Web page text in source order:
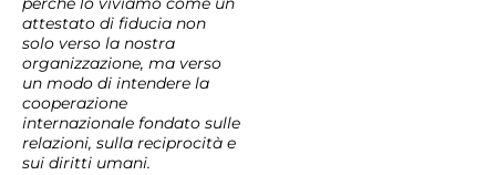
attestato di fiducia non
solo verso la nostra
organizzazione, ma verso
un modo di intendere la
cooperazione
internazionale fondato sulle
relazioni, sulla reciprocità e
sui diritti umani.